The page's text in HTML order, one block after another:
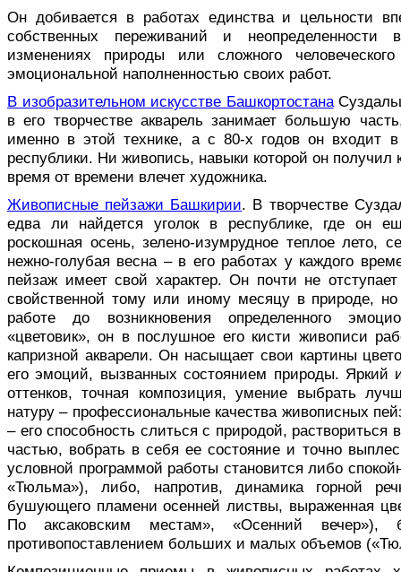
Он добивается в работах единства и цельности
собственных переживаний и
изменениях природы или сложного
эмоциональной наполненностью своих работ.
В изобразительном искусстве Башкортостана
в его творчестве акварель занимает большую
именно в этой технике, а с 80-х годов он входит в
республики. Ни живопись, навыки которой он получил
время от времени влечет художника.
Живописные пейзажи Башкирии. В творчестве
едва ли найдется уголок в республике, где он
роскошная осень, зелено-изумрудное теплое лето,
нежно-голубая весна – в его работах у каждого
пейзаж имеет свой характер. Он почти не
свойственной тому или иному месяцу в природе,
работе до возникновения определенного
«цветовик», он в послушное его кисти живописи
капризной акварели. Он насыщает свои картины
его эмоций, вызванных состоянием природы. Яркий
оттенков, точная композиция, умение выбрать
натуру – профессиональные качества живописных
– его способность слиться с природой, раствориться
частью, вобрать в себя ее состояние и точно
условной программой работы становится либо
«Тюльма»), либо, напротив, динамика горной
бушующего пламени осенней листвы, выраженная
По аксаковским местам», «Осенний вечер»),
противопоставлением больших и малых объемов